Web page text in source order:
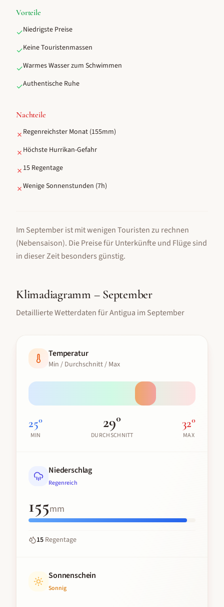
Vorteile
✓Niedrigste Preise
✓Keine Touristenmassen
✓Warmes Wasser zum Schwimmen
✓Authentische Ruhe
Nachteile
✗ Regenreichster Monat (155mm)
✗ Höchste Hurrikan-Gefahr
✗ 15 Regentage
✗Wenige Sonnenstunden (7h)
Im September ist mit wenigen Touristen zu rechnen
(Nebensaison). Die Preise für Unterkünfte und Flüge sind
in dieser Zeit besonders günstig.
Klimadiagramm – September
Detaillierte Wetterdaten fürAntigua im September
Temperatur
Min / Durchschnitt / Max
25°
MIN
29°
DURCHSCHNITT
32°
MAX
Niederschlag
Regenreich
155mm
15 Regentage
Sonnenschein
Sonnig